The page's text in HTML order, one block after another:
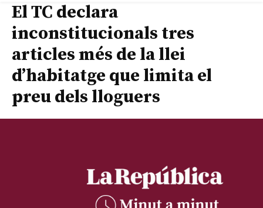
El TC declara
inconstitucionals tres
articles més de la llei
d’habitatge que limita el
preu dels lloguers